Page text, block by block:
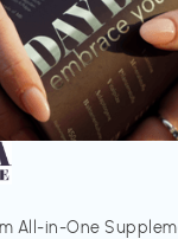
All-in-One